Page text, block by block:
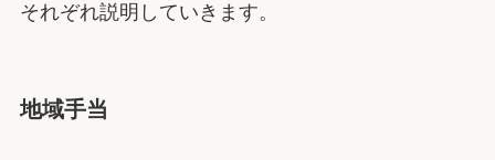
それぞれ説明していきます。
地域手当